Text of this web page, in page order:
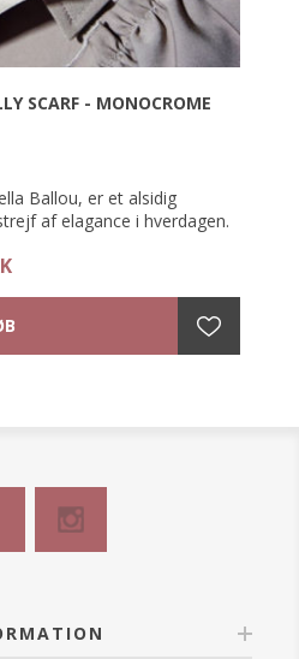
SCARF - MONOCROME
Ballou, er et alsidig
af elagance i hverdagen.
om halsen, omkring